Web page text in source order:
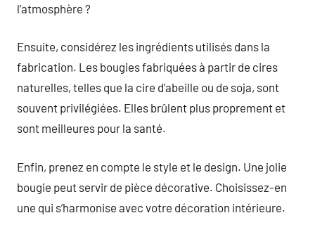
l’atmosphère ?
Ensuite, considérez les ingrédients utilisés dans la
fabrication. Les bougies fabriquées à partir de cires
naturelles, telles que la cire d’abeille ou de soja, sont
souvent privilégiées. Elles brûlent plus proprement et
sont meilleures pour la santé.
Enfin, prenez en compte le style et le design. Une jolie
bougie peut servir de pièce décorative. Choisissez-en
une qui s’harmonise avec votre décoration intérieure.